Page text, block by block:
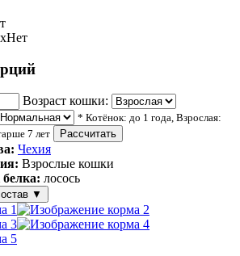
Нет
Возраст кошки:
* Котёнок: до 1 года, Взрослая:
7 лет
Рассчитать
Чехия
Взрослые кошки
лосось
▼